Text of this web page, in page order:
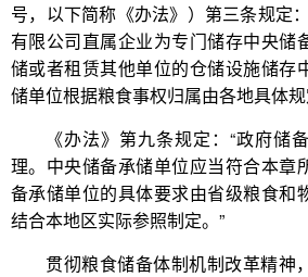
号，以下简称《办法》）第三条规定
有限公司直属企业为专门储存中央储
储或者租赁其他单位的仓储设施储存
储单位根据粮食事权归属由各地具体规
《办法》第九条规定：“政府储
理。中央储备承储单位应当符合本章
备承储单位的具体要求由省级粮食和
结合本地区实际参照制定。”
贯彻粮食储备体制机制改革精神